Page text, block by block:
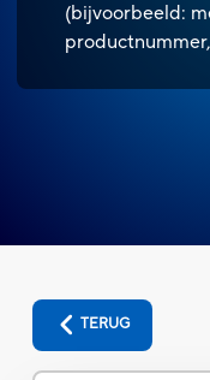
(bijvoorbeeld:
TERUG